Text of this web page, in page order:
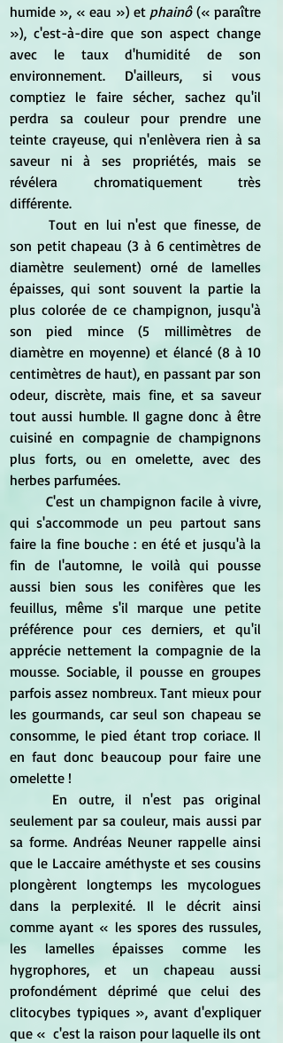
humide », « eau ») et phainô (« paraître
»), c'est-à-dire que son aspect change
avec le taux d'humidité de son
environnement. D'ailleurs, si vous
comptiez le faire sécher, sachez qu'il
perdra sa couleur pour prendre une
teinte crayeuse, qui n'enlèvera rien à sa
saveur ni à ses propriétés, mais se
révélera chromatiquement très
différente.
son petit chapeau (3 à 6 centimètres de
diamètre seulement) orné de lamelles
épaisses, qui sont souvent la partie la
plus colorée de ce champignon, jusqu'à
son pied mince (5 millimètres de
diamètre en moyenne) et élancé (8 à 10
centimètres de haut), en passant par son
odeur, discrète, mais fine, et sa saveur
tout aussi humble. Il gagne donc à être
cuisiné en compagnie de champignons
plus forts, ou en omelette, avec des
herbes parfumées.
	C'est un champignon facile à vivre,
qui s'accommode un peu partout sans
faire la fine bouche : en été et jusqu'à la
fin de l'automne, le voilà qui pousse
aussi bien sous les conifères que les
feuillus, même s'il marque une petite
préférence pour ces derniers, et qu'il
apprécie nettement la compagnie de la
mousse. Sociable, il pousse en groupes
parfois assez nombreux. Tant mieux pour
les gourmands, car seul son chapeau se
consomme, le pied étant trop coriace. Il
en faut donc beaucoup pour faire une
omelette !
seulement par sa couleur, mais aussi par
sa forme. Andréas Neuner rappelle ainsi
que le Laccaire améthyste et ses cousins
plongèrent longtemps les mycologues
dans la perplexité. Il le décrit ainsi
comme ayant « les spores des russules,
les lamelles épaisses comme les
hygrophores, et un chapeau aussi
profondément déprimé que celui des
clitocybes typiques », avant d'expliquer
que «  c'est la raison pour laquelle ils ont